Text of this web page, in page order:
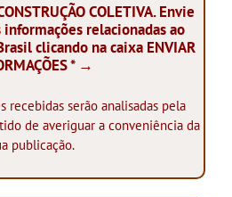
COLETIVA. Envie
relacionadas ao
clicando na caixa ENVIAR
* →
recebidas serão analisadas pela
de averiguar a conveniência da
publicação.